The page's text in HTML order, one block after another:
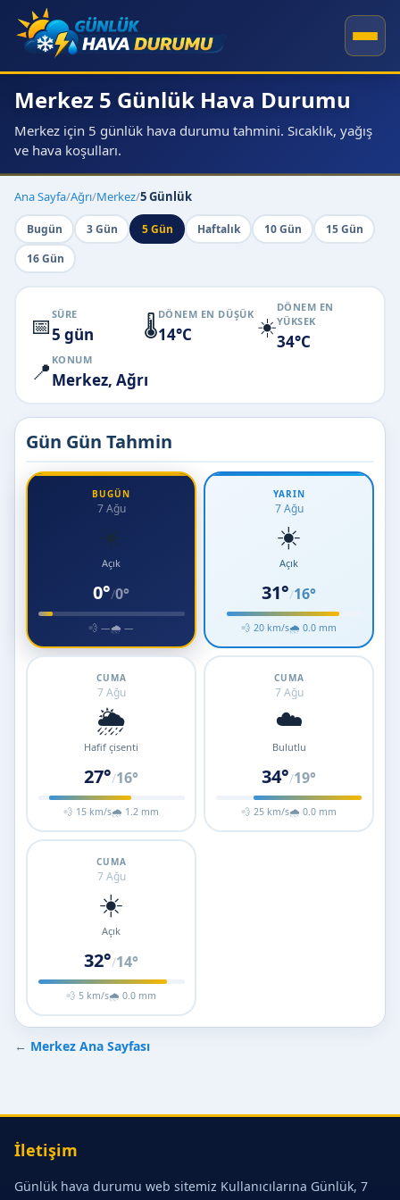
Merkez 5 Günlük Hava Durumu
Merkez için 5 günlük hava durumu tahmini. Sıcaklık, yağış
ve hava koşulları.
Ana Sayfa/Ağrı/Merkez/5 Günlük
Bugün 3 Gün 5 Gün Haftalık 10 Gün
15 Gün
16 Gün
📅 SÜRE
5 gün 🌡️DÖNEM EN DÜŞÜK
14°C ☀️
DÖNEM EN
YÜKSEK
34°C
📍 KONUM
Merkez, Ağrı
Gün Gün Tahmin
BUGÜN
7 Ağu
☀️
Açık
0°/0°
💨 —🌧 —
YARIN
7 Ağu
☀️
Açık
31°/16°
💨 20 km/s🌧 0.0 mm
CUMA
7 Ağu
🌦️
Hafif çisenti
27°/16°
💨 15 km/s🌧 1.2 mm
CUMA
7 Ağu
☁️
Bulutlu
34°/19°
💨 25 km/s🌧 0.0 mm
CUMA
7 Ağu
☀️
Açık
32°/14°
💨 5 km/s🌧 0.0 mm
← Merkez Ana Sayfası
İletişim
Günlük hava durumu web sitemiz Kullanıcılarına Günlük, 7